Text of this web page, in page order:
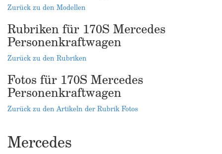
Zurück zu den Modellen
Rubriken für 170S Mercedes
Personenkraftwagen
Zurück zu den Rubriken
Fotos für 170S Mercedes
Personenkraftwagen
Zurück zu den Artikeln der Rubrik Fotos
Mercedes